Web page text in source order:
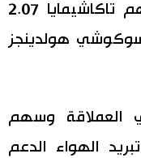
إعادة فتح الاقتصاد، إذ قفز سهم تاكاشيمايا 2.07
هولدينجز
وسهم
الهواء الدعم